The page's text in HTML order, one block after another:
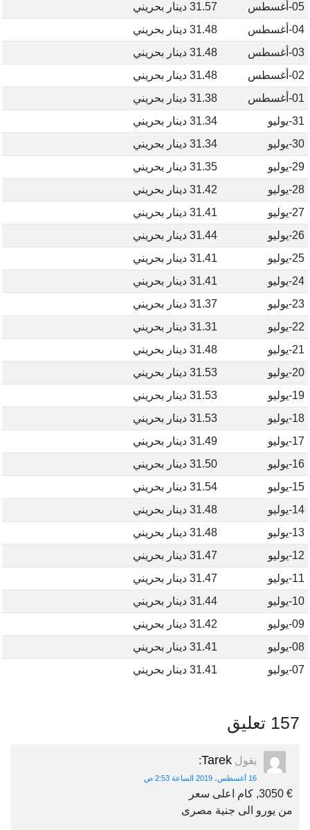
05-أغسطس
31.57 دينار بحريني
04-أغسطس
31.48 دينار بحريني
03-أغسطس
31.48 دينار بحريني
02-أغسطس
31.48 دينار بحريني
01-أغسطس
31.38 دينار بحريني
31-يوليو
31.34 دينار بحريني
30-يوليو
31.34 دينار بحريني
29-يوليو
31.35 دينار بحريني
28-يوليو
31.42 دينار بحريني
27-يوليو
31.41 دينار بحريني
26-يوليو
31.44 دينار بحريني
25-يوليو
31.41 دينار بحريني
24-يوليو
31.41 دينار بحريني
23-يوليو
31.37 دينار بحريني
22-يوليو
31.31 دينار بحريني
21-يوليو
31.48 دينار بحريني
20-يوليو
31.53 دينار بحريني
19-يوليو
31.53 دينار بحريني
18-يوليو
31.53 دينار بحريني
17-يوليو
31.49 دينار بحريني
16-يوليو
31.50 دينار بحريني
15-يوليو
31.54 دينار بحريني
14-يوليو
31.48 دينار بحريني
13-يوليو
31.48 دينار بحريني
12-يوليو
31.47 دينار بحريني
11-يوليو
31.47 دينار بحريني
10-يوليو
31.44 دينار بحريني
09-يوليو
31.42 دينار بحريني
08-يوليو
31.41 دينار بحريني
07-يوليو
31.41 دينار بحريني
157 تعليق
يقول Tarek
:
16 أغسطس، 2019 الساعة 2:53 ص
€ 3050, كام اعلى سعر
من يورو الى جنية مصرى